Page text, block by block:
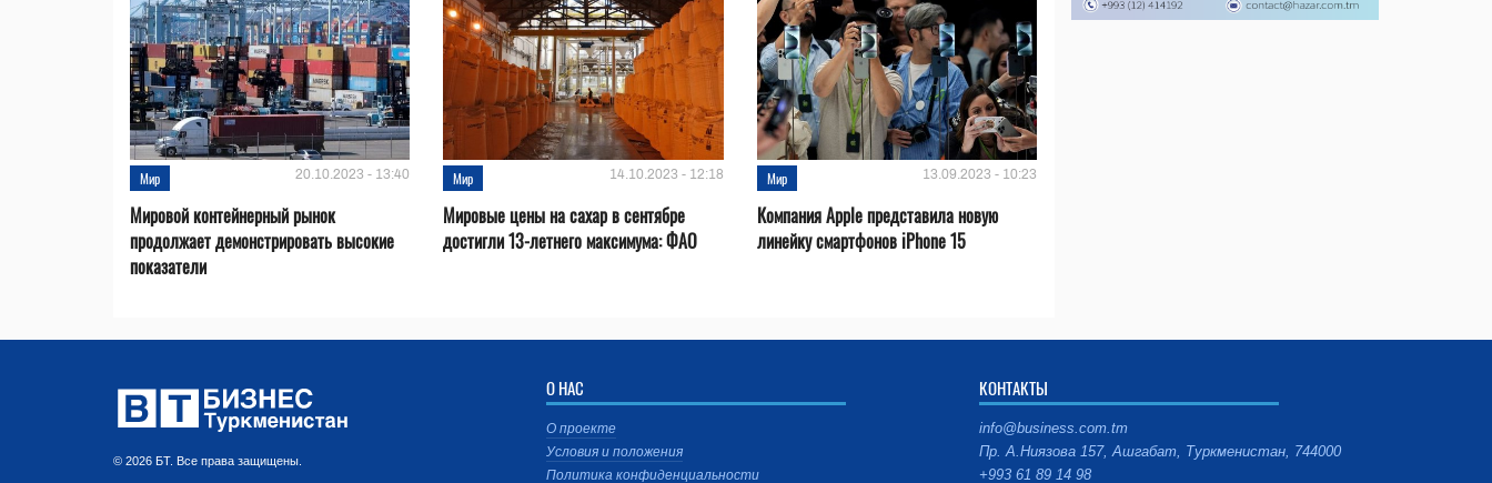
Мир 20.10.2023 - 13:40
Мировой контейнерный рынок
продолжает демонстрировать высокие
показатели
Мир 14.10.2023 - 12:18
Мировые цены на сахар в сентябре
достигли 13-летнего максимума: ФАО
Мир 13.09.2023 - 10:23
Компания Apple представила новую
линейку смартфонов iPhone 15
© 2026 БТ. Все права защищены.
О НАС
О проекте
Условия и положения
Политика конфиденциальности
КОНТАКТЫ
info@business.com.tm
Пр. А.Ниязова 157, Ашгабат, Туркменистан, 744000
+993 61 89 14 98